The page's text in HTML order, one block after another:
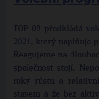
TOP 09 předkládá
, který naplňuje
Reagujeme na
společnost stojí.
roky růstu a
stavem a že bez